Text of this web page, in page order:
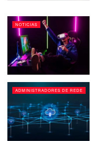
NOTICIAS
ADMINISTRADORES DE REDE